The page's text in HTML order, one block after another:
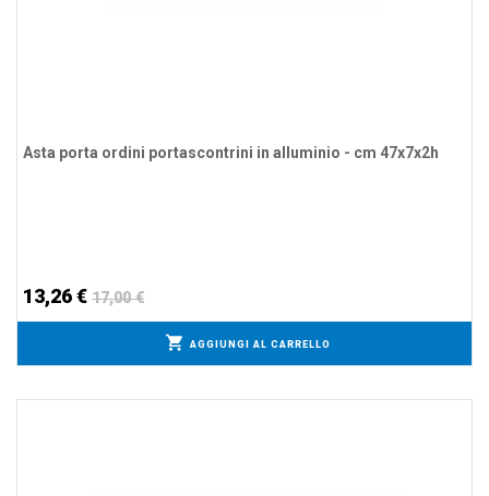
Asta porta ordini portascontrini in alluminio - cm 47x7x2h
13,26 € 17,00 €
AGGIUNGI AL CARRELLO